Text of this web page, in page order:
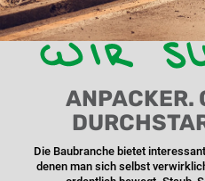
Slide 2 of 5.
ANPACKER.
Die Baubranche bietet
denen man sich selbst